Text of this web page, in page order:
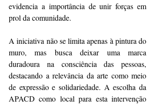
evidencia a importância de unir forças em
prol da comunidade.
A iniciativa não se limita apenas à pintura do
muro, mas busca deixar uma marca
duradoura na consciência das pessoas,
destacando a relevância da arte como meio
de expressão e solidariedade. A escolha da
APACD como local para esta intervenção